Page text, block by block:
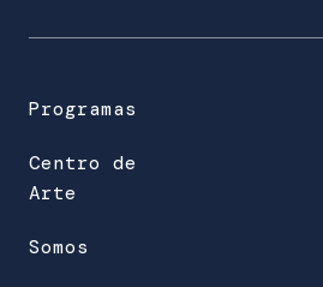
c
n
i
o
Programas
Centro de
Arte
Somos